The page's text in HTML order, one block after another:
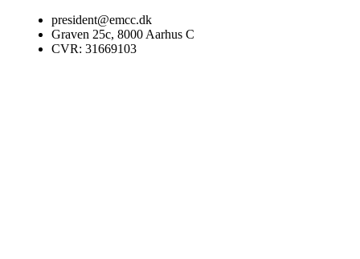
Videre
indhold
president@emcc.dk
Graven 25c, 8000 Aarhus C
CVR: 31669103